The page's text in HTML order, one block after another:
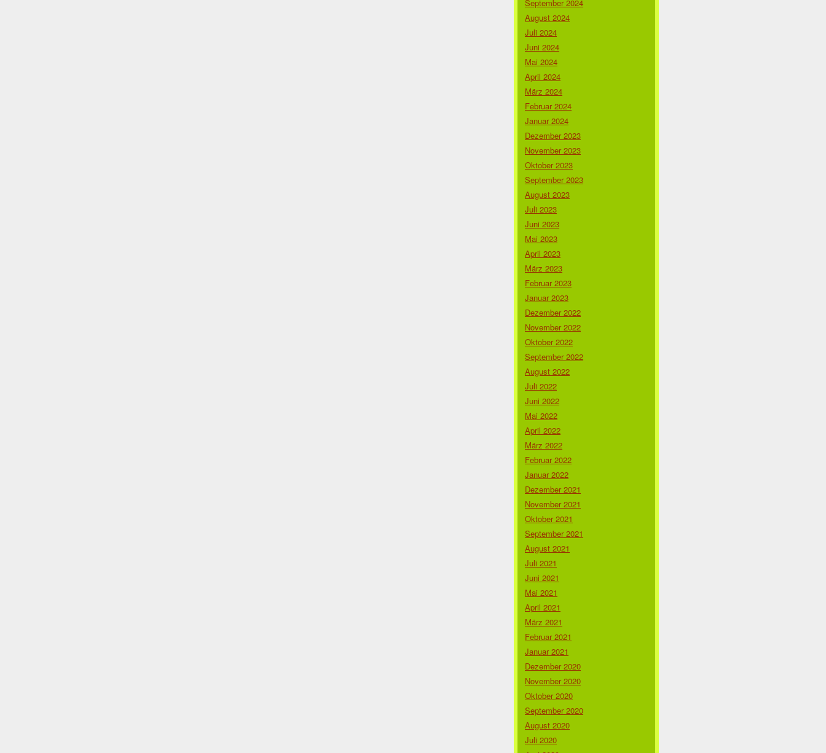
September 2024
August 2024
Juli 2024
Juni 2024
Mai 2024
April 2024
März 2024
Februar 2024
Januar 2024
Dezember 2023
November 2023
Oktober 2023
September 2023
August 2023
Juli 2023
Juni 2023
Mai 2023
April 2023
März 2023
Februar 2023
Januar 2023
Dezember 2022
November 2022
Oktober 2022
September 2022
August 2022
Juli 2022
Juni 2022
Mai 2022
April 2022
März 2022
Februar 2022
Januar 2022
Dezember 2021
November 2021
Oktober 2021
September 2021
August 2021
Juli 2021
Juni 2021
Mai 2021
April 2021
März 2021
Februar 2021
Januar 2021
Dezember 2020
November 2020
Oktober 2020
September 2020
August 2020
Juli 2020